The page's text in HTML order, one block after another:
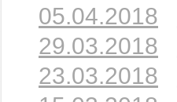
05.04.2018
29.03.2018
23.03.2018